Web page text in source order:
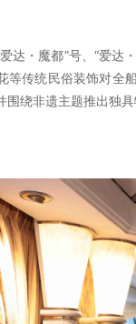
达・魔都”号、“爱达
等传统民俗装饰对全
绕非遗主题推出独具